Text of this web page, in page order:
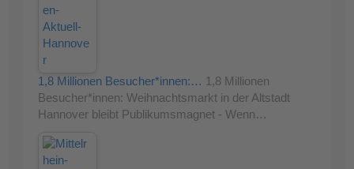
1,8 Millionen Besucher*innen:… 1,8 Millionen
Besucher*innen: Weihnachtsmarkt in der Altstadt
Hannover bleibt Publikumsmagnet - Wenn…